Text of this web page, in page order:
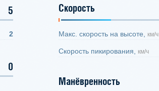
5
2
0
Скорость
Макс. скорость на высоте, км/ч
Скорость пикирования, км/ч
Манёвренность